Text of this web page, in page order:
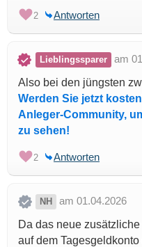
2 Antworten
Lieblingssparer
am
Also bei den jüngsten
Werden Sie jetzt
Anleger-Community,
zu sehen!
2 Antworten
NH
am 01.04.2026
Da das neue
auf dem